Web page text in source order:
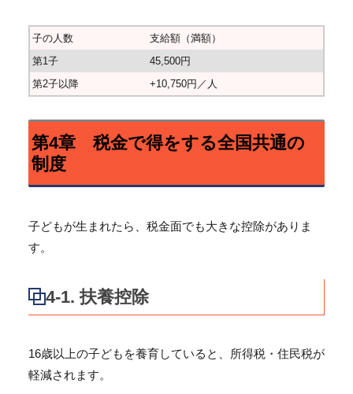
子の人数
支給額（満額）
第1子
45,500円
第2子以降
+10,750円／人
第4章 税金で得をする全国共通の
制度
子どもが生まれたら、税金面でも大きな控除がありま
す。
4-1. 扶養控除
16歳以上の子どもを養育していると、所得税・ 住民税が
軽減されます。